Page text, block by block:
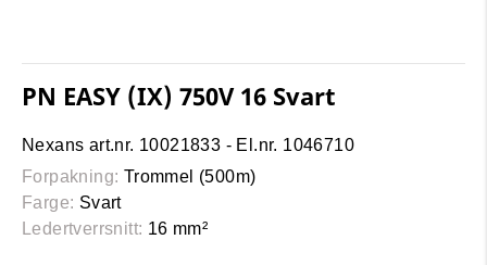
PN EASY (IX) 750V 16 Svart
Nexans art.nr. 10021833 - El.nr. 1046710
Forpakning: Trommel (500m)
Farge: Svart
Ledertverrsnitt: 16 mm²